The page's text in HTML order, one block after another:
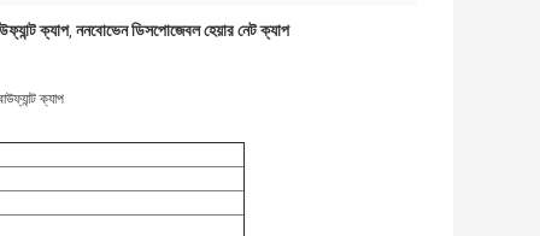
ক্যাপ, ননবোভেন ডিসপোজেবল হেয়ার নেট ক্যাপ
ক্যাপ